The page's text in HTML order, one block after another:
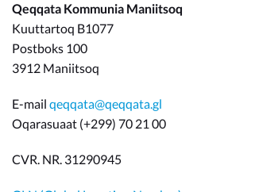
Qeqqata Kommunia Maniitsoq
Kuuttartoq B1077
Postboks 100
3912 Maniitsoq
E-mail qeqqata@qeqqata.gl
Oqarasuaat (+299) 70 21 00
CVR. NR. 31290945